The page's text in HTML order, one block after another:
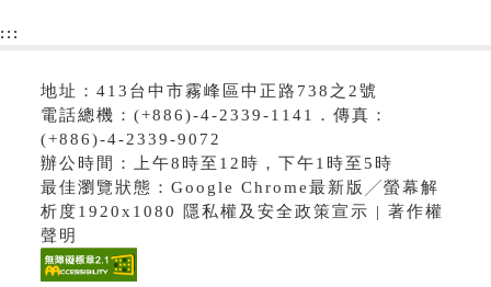
:::
地址：413台中市霧峰區中正路738之2號
電話總機：(+886)-4-2339-1141．傳真：
(+886)-4-2339-9072
辦公時間：上午8時至12時，下午1時至5時
最佳瀏覽狀態：Google Chrome最新版╱螢幕解
析度1920x1080 隱私權及安全政策宣示 | 著作權
聲明